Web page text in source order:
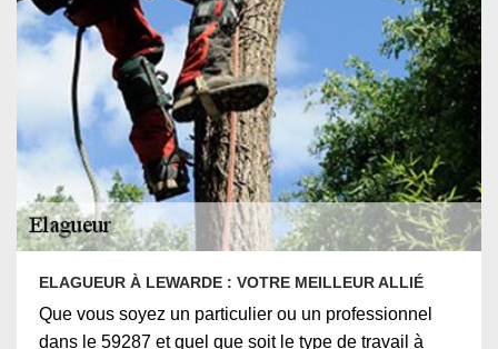
ELAGUEUR À LEWARDE : VOTRE MEILLEUR ALLIÉ
Que vous soyez un particulier ou un professionnel
dans le 59287 et quel que soit le type de travail à